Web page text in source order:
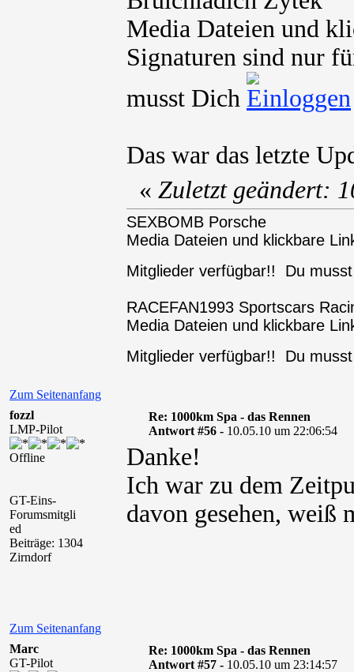
Media Dateien und
Signaturen sind nur
musst Dich
Das war das letzte
Zum Seitenanfang
« Zuletzt geändert:
SEXBOMB Porsche
Media Dateien und klickbare
Mitglieder verfügbar!! Du
RACEFAN1993 Sportscars
Media Dateien und klickbare
Mitglieder verfügbar!! Du
fozzl
LMP-Pilot
Offline
GT-Eins-
Forumsmitgli
ed
Beiträge: 1304
Zirndorf
Re: 1000km Spa - das Rennen
Antwort #56 - 10.05.10 um 22:06:54
Danke!
Ich war zu dem
davon gesehen, weiß
Zum Seitenanfang
Marc
GT-Pilot
Re: 1000km Spa - das Rennen
Antwort #57 - 10.05.10 um 23:14:57